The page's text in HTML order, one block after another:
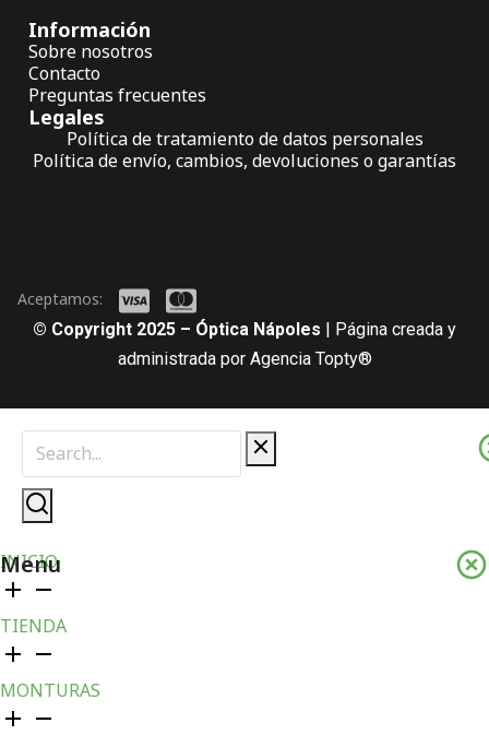
Información
Sobre nosotros
Contacto
Preguntas frecuentes
Legales
Política de tratamiento de datos personales
Política de envío, cambios, devoluciones o garantías
© Copyright 2025 – Óptica Nápoles
| Página creada y
administrada por Agencia Topty®
Aceptamos:
Menu
INICIO
TIENDA
MONTURAS